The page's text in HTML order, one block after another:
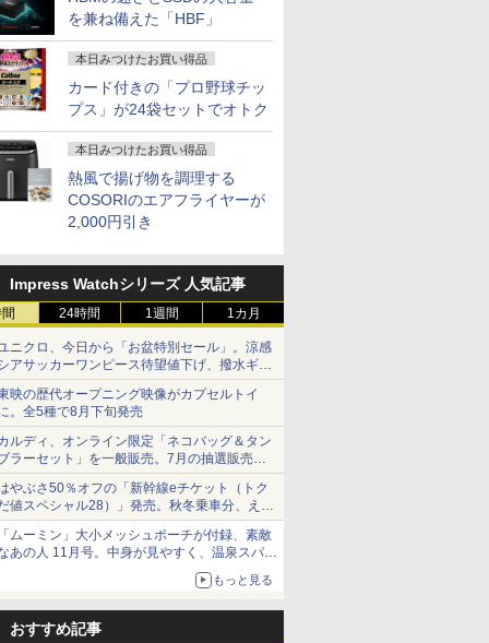
を兼ね備えた「HBF」
本日みつけたお買い得品
カード付きの「プロ野球チッ
プス」が24袋セットでオトク
本日みつけたお買い得品
熱風で揚げ物を調理する
COSORIのエアフライヤーが
2,000円引き
Impress Watchシリーズ 人気記事
24時間 1週間 1カ月
ニクロ、今日から「お盆特別セール」。涼感
アサッカーワンピース待望値下げ、撥水ギア
ョーツは1990円に
映の歴代オープニング映像がカプセルトイ
。全5種で8月下旬発売
ルディ、オンライン限定「ネコバッグ＆タン
ラーセット」を一般販売。7月の抽選販売の
選無効分
やぶさ50％オフの「新幹線eチケット（トク
値スペシャル28）」発売。秋冬乗車分、えき
っと限定
ムーミン」大小メッシュポーチが付録、素敵
あの人 11月号。中身が見やすく、温泉スパに
もっと見る
おすすめ記事